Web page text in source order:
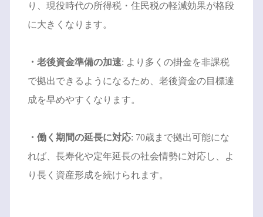
り、現役時代の所得税・住民税の軽減効果が格段
に大きくなります。
・老後資金準備の加速: より多くの掛金を非課税
で拠出できるようになるため、老後資金の目標達
成を早めやすくなります。
・働く期間の延長に対応: 70歳まで拠出可能にな
れば、長寿化や定年延長の社会情勢に対応し、よ
り長く資産形成を続けられます。